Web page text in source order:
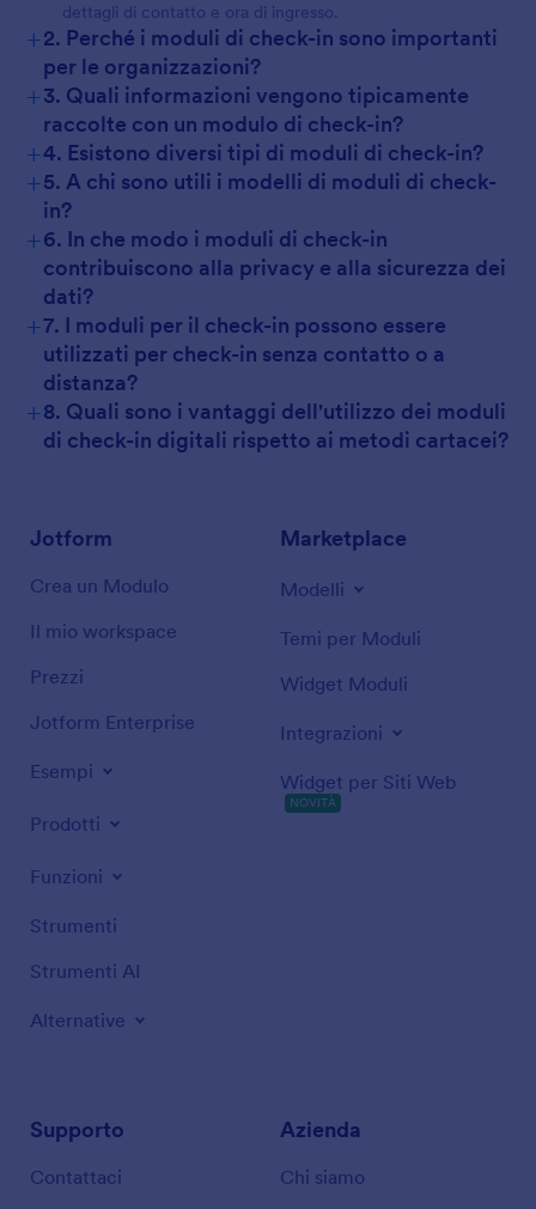
dettagli di contatto e ora di ingresso.
+2. Perché i moduli di check-in sono importanti
per le organizzazioni?
+3. Quali informazioni vengono tipicamente
raccolte con un modulo di check-in?
+4. Esistono diversi tipi di moduli di check-in?
+5. A chi sono utili i modelli di moduli di check-
in?
+6. In che modo i moduli di check-in
contribuiscono alla privacy e alla sicurezza dei
dati?
+7. I moduli per il check-in possono essere
utilizzati per check-in senza contatto o a
distanza?
+8. Quali sono i vantaggi dell'utilizzo dei moduli
di check-in digitali rispetto ai metodi cartacei?
Jotform
Crea un Modulo
Il mio workspace
Prezzi
Jotform Enterprise
Esempi
Prodotti
Funzioni
Strumenti
Strumenti AI
Alternative
Marketplace
Modelli
Temi per Moduli
Widget Moduli
Integrazioni
Widget per Siti Web
NOVITÀ
Supporto
Contattaci
Azienda
Chi siamo